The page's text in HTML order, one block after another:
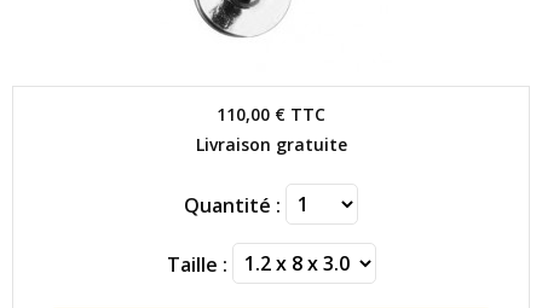
110,00 € TTC
Livraison gratuite
Quantité :
Taille :